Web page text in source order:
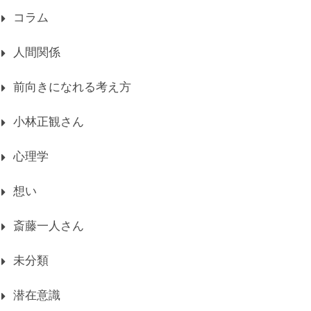
コラム
人間関係
前向きになれる考え方
小林正観さん
心理学
想い
斎藤一人さん
未分類
潜在意識